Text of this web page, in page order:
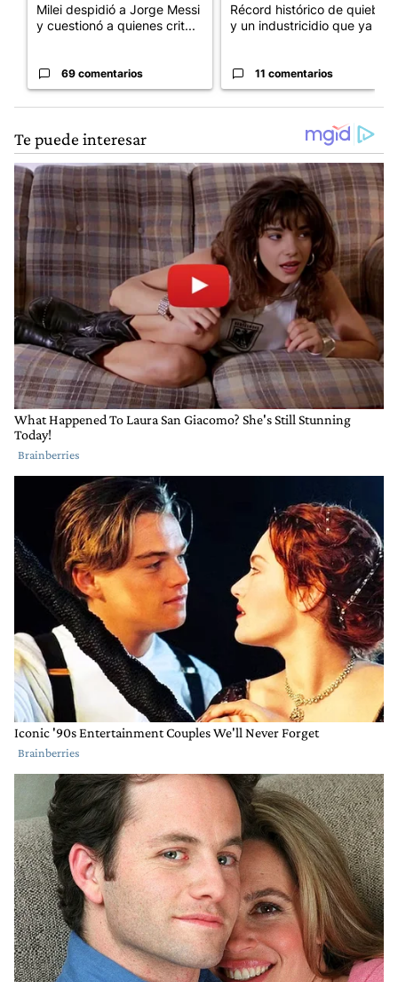
Milei despidió a Jorge Messi
y cuestionó a quienes crit...
69 comentarios
Récord histórico de quiebras
y un industricidio que ya ...
11 comentarios